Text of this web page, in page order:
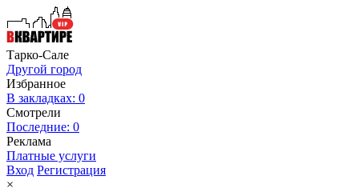
Тарко-Сале
Другой город
Избранное
В закладках: 0
Смотрели
Последние: 0
Реклама
Платные услуги
Вход Регистрация
×